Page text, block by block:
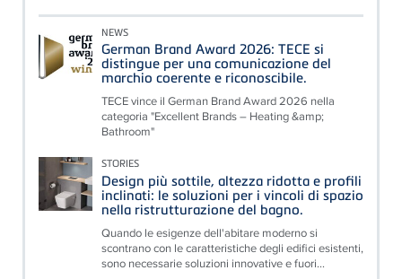
NEWS
German Brand Award 2026: TECE si
distingue per una comunicazione del
marchio coerente e riconoscibile.
TECE vince il German Brand Award 2026 nella
categoria "Excellent Brands – Heating &amp;
Bathroom"
STORIES
Design più sottile, altezza ridotta e profili
inclinati: le soluzioni per i vincoli di spazio
nella ristrutturazione del bagno.
Quando le esigenze dell'abitare moderno si
scontrano con le caratteristiche degli edifici esistenti,
sono necessarie soluzioni innovative e fuori...